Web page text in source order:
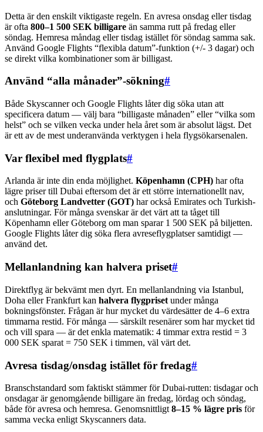
Detta är den enskilt viktigaste regeln. En avresa onsdag eller tisdag
är ofta 800–1 500 SEK billigare än samma rutt på fredag eller
söndag. Hemresa måndag eller tisdag istället för söndag samma sak.
Använd Google Flights “flexibla datum”-funktion (+/- 3 dagar) och
se direkt vilka kombinationer som är billigast.
Använd “alla månader”-sökning#
Både Skyscanner och Google Flights låter dig söka utan att
specificera datum — välj bara “billigaste månaden” eller “vilka som
helst” och se vilken vecka under hela året som är absolut lägst. Det
är ett av de mest underanvända verktygen i hela flygsökarsenalen.
Var flexibel med flygplats#
Arlanda är inte din enda möjlighet. Köpenhamn (CPH) har ofta
lägre priser till Dubai eftersom det är ett större internationellt nav,
och Göteborg Landvetter (GOT) har också Emirates och Turkish-
anslutningar. För många svenskar är det värt att ta tåget till
Köpenhamn eller Göteborg om man sparar 1 500 SEK på biljetten.
Google Flights låter dig söka flera avreseflygplatser samtidigt —
använd det.
Mellanlandning kan halvera priset#
Direktflyg är bekvämt men dyrt. En mellanlandning via Istanbul,
Doha eller Frankfurt kan halvera flygpriset under många
bokningsfönster. Frågan är hur mycket du värdesätter de 4–6 extra
timmarna restid. För många — särskilt resenärer som har mycket tid
och vill spara — är det enkla matematik: 4 timmar extra restid = 3
000 SEK sparat = 750 SEK i timmen, väl värt det.
Avresa tisdag/onsdag istället för fredag#
Branschstandard som faktiskt stämmer för Dubai-rutten: tisdagar och
onsdagar är genomgående billigare än fredag, lördag och söndag,
både för avresa och hemresa. Genomsnittligt 8–15 % lägre pris för
samma vecka enligt Skyscanners data.